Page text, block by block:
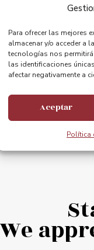
Para ofrecer las mejores
almacenar y/o acceder a
tecnologías nos
las identificaciones
afectar negativamente a
Aceptar
Política
De Obras
to cart
We